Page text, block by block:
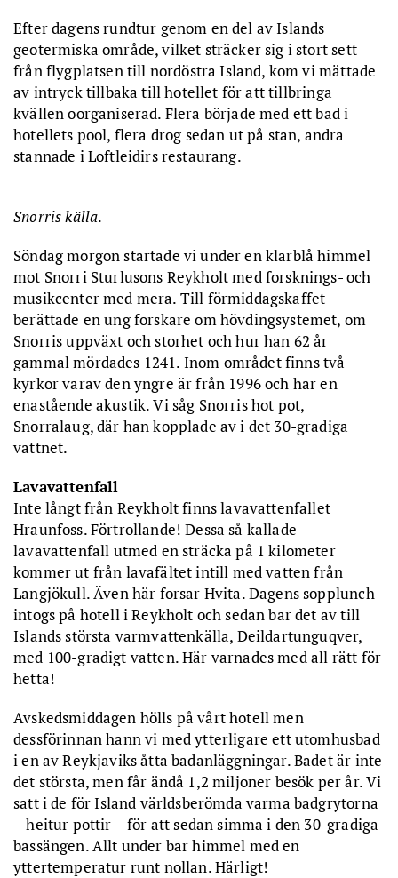
Efter dagens rundtur genom en del av Islands
geotermiska område, vilket sträcker sig i stort sett
från flygplatsen till nordöstra Island, kom vi mättade
av intryck tillbaka till hotellet för att tillbringa
kvällen oorganiserad. Flera började med ett bad i
hotellets pool, flera drog sedan ut på stan, andra
stannade i Loftleidirs restaurang.
Snorris källa.
Söndag morgon startade vi under en klarblå himmel
mot Snorri Sturlusons Reykholt med forsknings- och
musikcenter med mera. Till förmiddagskaffet
berättade en ung forskare om hövdingsystemet, om
Snorris uppväxt och storhet och hur han 62 år
gammal mördades 1241. Inom området finns två
kyrkor varav den yngre är från 1996 och har en
enastående akustik. Vi såg Snorris hot pot,
Snorralaug, där han kopplade av i det 30-gradiga
vattnet.
Lavavattenfall
Inte långt från Reykholt finns lavavattenfallet
Hraunfoss. Förtrollande! Dessa så kallade
lavavattenfall utmed en sträcka på 1 kilometer
kommer ut från lavafältet intill med vatten från
Langjökull. Även här forsar Hvita. Dagens sopplunch
intogs på hotell i Reykholt och sedan bar det av till
Islands största varmvattenkälla, Deildartunguqver,
med 100-gradigt vatten. Här varnades med all rätt för
hetta!
Avskedsmiddagen hölls på vårt hotell men
dessförinnan hann vi med ytterligare ett utomhusbad
i en av Reykjaviks åtta badanläggningar. Badet är inte
det största, men får ändå 1,2 miljoner besök per år. Vi
satt i de för Island världsberömda varma badgrytorna
– heitur pottir – för att sedan simma i den 30-gradiga
bassängen. Allt under bar himmel med en
yttertemperatur runt nollan. Härligt!